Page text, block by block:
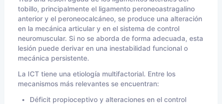
tobillo, principalmente el ligamento peroneoastragalino
anterior y el peroneocalcáneo, se produce una alteración
en la mecánica articular y en el sistema de control
neuromuscular. Si no se aborda de forma adecuada, esta
lesión puede derivar en una inestabilidad funcional o
mecánica persistente.
La ICT tiene una etiología multifactorial. Entre los
mecanismos más relevantes se encuentran:
Déficit propioceptivo y alteraciones en el control